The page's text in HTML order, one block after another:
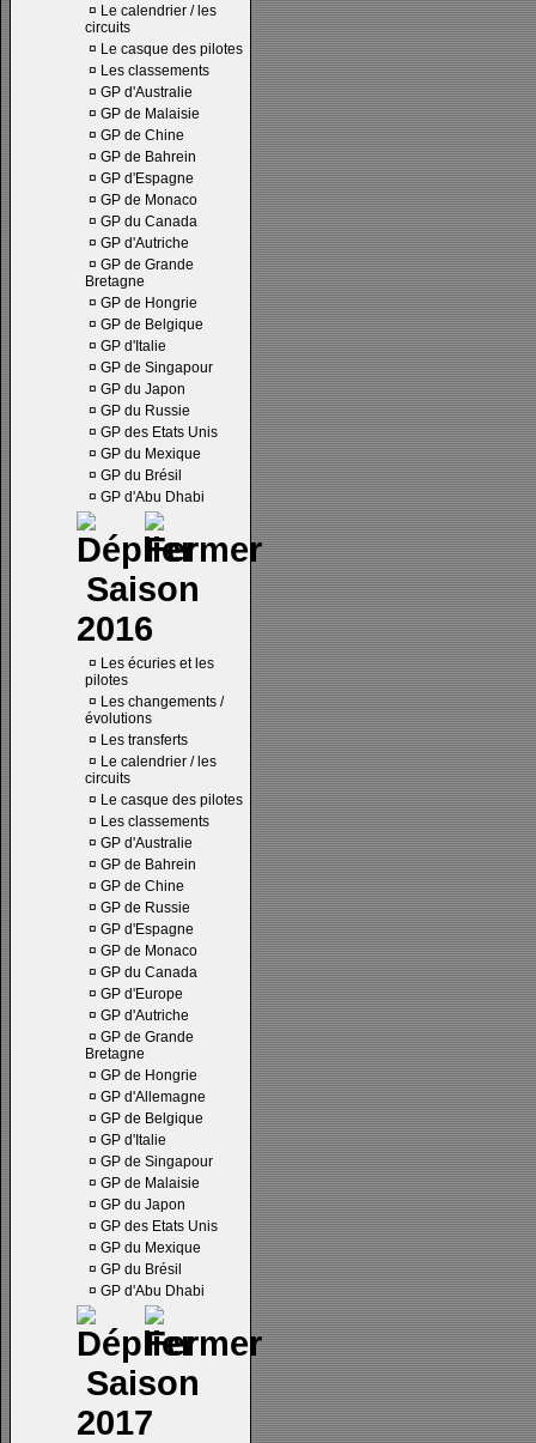
¤ Le calendrier / les
circuits
¤ Le casque des pilotes
¤ Les classements
¤ GP d'Australie
¤ GP de Malaisie
¤ GP de Chine
¤ GP de Bahrein
¤ GP d'Espagne
¤ GP de Monaco
¤ GP du Canada
¤ GP d'Autriche
¤ GP de Grande
Bretagne
¤ GP de Hongrie
¤ GP de Belgique
¤ GP d'Italie
¤ GP de Singapour
¤ GP du Japon
¤ GP du Russie
¤ GP des Etats Unis
¤ GP du Mexique
¤ GP du Brésil
¤ GP d'Abu Dhabi
Saison
2016
¤ Les écuries et les
pilotes
¤ Les changements /
évolutions
¤ Les transferts
¤ Le calendrier / les
circuits
¤ Le casque des pilotes
¤ Les classements
¤ GP d'Australie
¤ GP de Bahrein
¤ GP de Chine
¤ GP de Russie
¤ GP d'Espagne
¤ GP de Monaco
¤ GP du Canada
¤ GP d'Europe
¤ GP d'Autriche
¤ GP de Grande
Bretagne
¤ GP de Hongrie
¤ GP d'Allemagne
¤ GP de Belgique
¤ GP d'Italie
¤ GP de Singapour
¤ GP de Malaisie
¤ GP du Japon
¤ GP des Etats Unis
¤ GP du Mexique
¤ GP du Brésil
¤ GP d'Abu Dhabi
Saison
2017